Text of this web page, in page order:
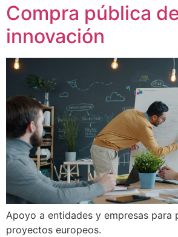
Compra pública
innovación
Apoyo a entidades y empresas para
proyectos europeos.